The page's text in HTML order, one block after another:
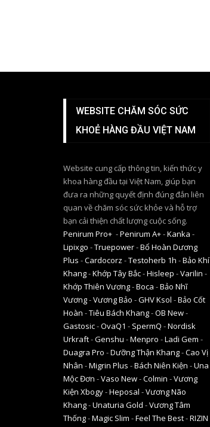
WEBSITE CHĂM SÓC SỨC
KHOẺ HÀNG ĐẦU VIỆT NAM
Website cung cấp thông tin, kiến thức y
khoa hàng đầu tại Việt Nam, giúp bạn
đưa ra những quyết định đúng đắn liên
quan về chăm sóc sức khỏe và hỗ trợ
bạn cải thiện chất lượng cuộc sống.
Penirum Pro+ -Penirum A+-Kanka -
Lipixgo -Truepower-Bổ Hoàn Dương
Plus -Cardocorz -Testoherb 1h -Bảo Khí
Khang-Khớp Tây Bắc-Hisleep -Varilin -
Khớp Thiên Vương-Boca -Bảo Nhĩ
Vương-Vương Bảo -GHV Ksol -Bảo Cốt
Hoàn -Tiêu Bách Khang-OB New-
Gastosic-OvaQ1 - SpermQ -Nordisk
Urkraft-Genshu -Menpro -Ladi Gem -
Duagra Pro -Dưỡng Thận Khang-Cao Vị
Nhân -Migrin Plus -Bách Niên Kiện -Una
Mộc Đơn -Vaso New-Colmin -Vương
Kiện Xbogy-Heposal -Vương Não
Khang-Unaturia Gold -Vương Tâm
Thống-Magic Slim -Feel The Best-RIZIN